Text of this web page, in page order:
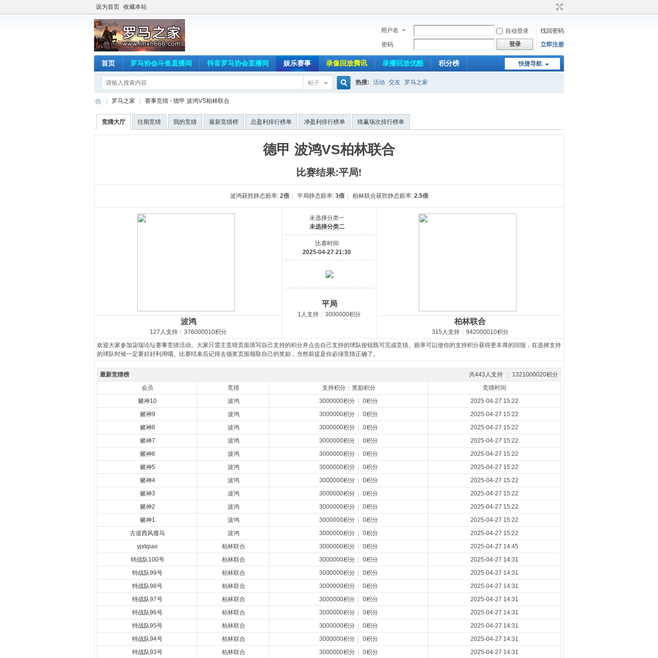
设为首页 收藏本站
用户名 自动登录
找回密码
密码
登录 立即注册
快捷导航
首页 罗马协会斗鱼直播间 抖音罗马协会直播间 娱乐赛事 录像回放腾讯 录播回放优酷 积分榜
帖子 热搜: 活动 交友 罗马之家
之
罗马之家 赛事竞猜 - 德甲 波鸿VS柏林联合
竞猜大厅 往期竞猜 我的竞猜 最新竞猜榜 总盈利排行榜单 净盈利排行榜单 猜赢场次排行榜单
德甲 波鸿VS柏林联合
比赛结果:平局!
波鸿获胜静态赔率: 2倍 平局静态赔率: 3倍 柏林联合获胜静态赔率: 2.5倍
波鸿
127人支持 376000010积分
未选择分类一
未选择分类二
比赛时间
2025-04-27 21:30
平局
1人支持 3000000积分
柏林联合
315人支持
942000010积分
欢迎大家参加柒瑞论坛赛事竞猜活动。大家只需主竞猜页面填写自己支持的积分并点击自己支持的球队按钮既可完成竞猜。赔率可以使你的支持积分获得更丰厚的回报，在选择支持
的球队时候一定要好好利用哦。比赛结束后记得去领奖页面领取自己的奖励，当然前提是你必须竞猜正确了。
共443人支持 1321000020积分
最新竞猜榜
会员
竞猜 支持积分 奖励积分
竞猜时间
赌神10
波鸿 3000000积分 0积分
2025-04-27 15:22
赌神9
波鸿 3000000积分 0积分
2025-04-27 15:22
赌神8
波鸿 3000000积分 0积分
2025-04-27 15:22
赌神7
波鸿 3000000积分 0积分
2025-04-27 15:22
赌神6
波鸿 3000000积分 0积分
2025-04-27 15:22
赌神5
波鸿 3000000积分 0积分
2025-04-27 15:22
赌神4
波鸿 3000000积分 0积分
2025-04-27 15:22
赌神3
波鸿 3000000积分 0积分
2025-04-27 15:22
赌神2
波鸿 3000000积分 0积分
2025-04-27 15:22
赌神1
波鸿 3000000积分 0积分
2025-04-27 15:22
古道西风瘦马
波鸿 3000000积分 0积分
2025-04-27 15:22
yjxtqiao
柏林联合 3000000积分 0积分
2025-04-27 14:45
特战队100号
柏林联合 3000000积分 0积分
2025-04-27 14:31
特战队99号
柏林联合 3000000积分 0积分
2025-04-27 14:31
特战队98号
柏林联合 3000000积分 0积分
2025-04-27 14:31
特战队97号
柏林联合 3000000积分 0积分
2025-04-27 14:31
特战队96号
柏林联合 3000000积分 0积分
2025-04-27 14:31
特战队95号
柏林联合 3000000积分 0积分
2025-04-27 14:31
特战队94号
柏林联合 3000000积分 0积分
2025-04-27 14:31
特战队93号
柏林联合 3000000积分 0积分 2025-04-27 14:31